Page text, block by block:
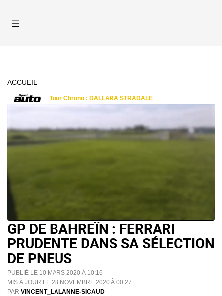
ACCUEIL
GP DE BAHREÏN : FERRARI
PRUDENTE DANS SA SÉLECTION
DE PNEUS
PUBLIÉ LE 10 MARS 2020 À 10:16
MIS À JOUR LE 28 NOVEMBRE 2020 À 00:27
PAR VINCENT_LALANNE-SICAUD